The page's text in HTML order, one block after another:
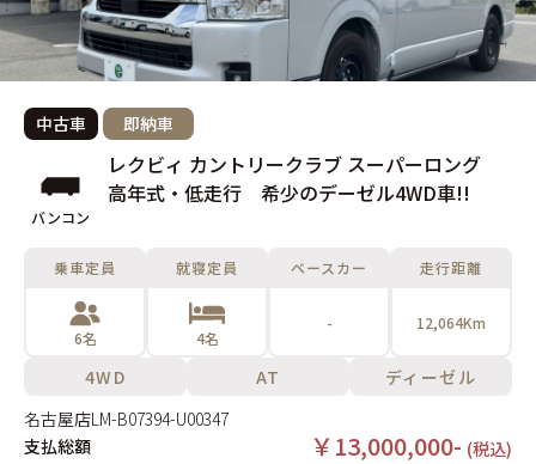
中古車 即納車
バンコン
レクビィ カントリークラブ スーパーロング
高年式・低走行 希少のデーゼル4WD車!!
乗車定員
6名
就寝定員
4名
ベースカー
-
走行距離
12,064Km
4WD AT
ディーゼル
名古屋店LM-B07394-U00347
支払総額
￥13,000,000- (税込)